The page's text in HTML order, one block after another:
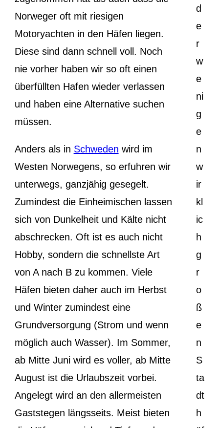
d
e
r
w
e
ni
g
e
n
w
ir
kl
ic
h
g
r
o
ß
e
n
S
ta
dt
h
Norweger oft mit riesigen
Motoryachten in den Häfen liegen.
Diese sind dann schnell voll. Noch
nie vorher haben wir so oft einen
überfüllten Hafen wieder verlassen
und haben eine Alternative suchen
müssen.
Anders als in Schweden wird im
Westen Norwegens, so erfuhren wir
unterwegs, ganzjähig gesegelt.
Zumindest die Einheimischen lassen
sich von Dunkelheit und Kälte nicht
abschrecken. Oft ist es auch nicht
Hobby, sondern die schnellste Art
von A nach B zu kommen. Viele
Häfen bieten daher auch im Herbst
und Winter zumindest eine
Grundversorgung (Strom und wenn
möglich auch Wasser). Im Sommer,
ab Mitte Juni wird es voller, ab Mitte
August ist die Urlaubszeit vorbei.
Angelegt wird an den allermeisten
Gaststegen längsseits. Meist bieten